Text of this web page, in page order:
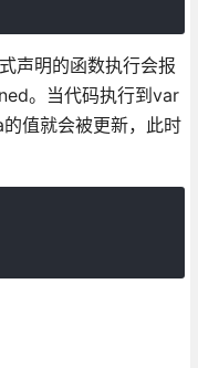
声明的函数执行会报
。当代码执行到var
值就会被更新，此时